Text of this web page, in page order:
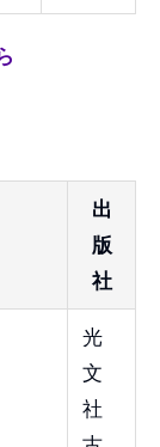
出
版
社
光
文
社